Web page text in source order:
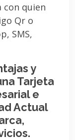
con quien
Qr o
SMS,
y
Tarjeta
e
Actual